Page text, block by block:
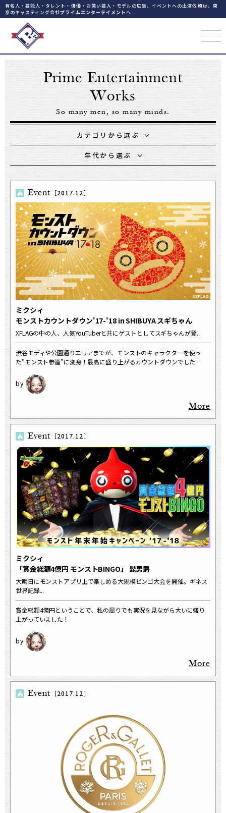
有名人・芸能人・タレント・俳優・お笑い芸人・モデルの広告、イベントへの出演依頼は、東
京のキャスティング会社プライムエンターテイメントへ
Prime Entertainment
Works
So many men, so many minds.
カテゴリから選ぶ
年代から選ぶ
Event ［2017.12］
ミクシィ
モンストカウントダウン'17-'18 in SHIBUYA スギちゃん
XFLAGの中の人、人気YouTuberと共にゲストとしてスギちゃんが登...
渋谷モディや公園通りエリアまでが、モンストのキャラクターを使っ
た”モンスト参道”に変身！最高に盛り上がるカウントダウンでした…
More
Event ［2017.12］
ミクシィ
「賞金総額4億円 モンストBINGO」 髭男爵
大晦日にモンストアプリ上で楽しめる大規模ビンゴ大会を開催。ギネス
世界記録...
賞金総額4億円ということで、私の周りでも実況を見ながら大いに盛り
上がっていました！
More
Event ［2017.12］